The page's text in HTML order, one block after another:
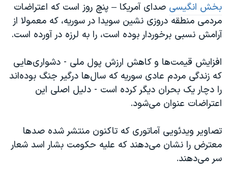
تریبونال مردمی آبان ۹۸
دادگاه حمید نوری
قانون شفافیت دارائی کادر رهبری ایران
اعتراضات مردمی آبان ۹۸
اسرائیل در جنگ
همایش محافظه‌کاران آمریکا «سی‌پک»
بخش انگیسی صدای آمریکا – پنچ روز است که اعتراضات
مردمی منطقه دروزی نشین سویدا در سوریه، که معمولا از
آرامش نسبی برخوردار بوده است، را به لرزه در آورده است.
افزایش قیمت‌ها و کاهش ارزش پول ملی - دشواری‌هایی
که زندگی مردم عادی سوریه که سال‌ها درگیر جنگ بوده‌اند
را دچار یک بحران دیگر کرده است - دلیل اصلی این
اعتراضات عنوان می‌شود.
تصاویر ویدئویی آماتوری که تاکنون منتشر شده صدها
معترض را نشان می‌دهند که علیه حکومت بشار اسد شعار
سر می‌دهند.